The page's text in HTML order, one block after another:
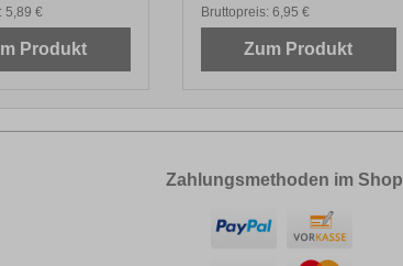
5,89 €
Produkt
Bruttopreis: 6,95 €
Zum Produkt
Zahlungsmethoden im Shop